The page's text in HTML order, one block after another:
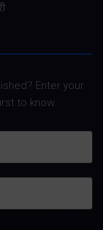
Enter your
to know.